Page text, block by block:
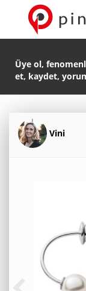
Üye ol,
et, kaydet,
Vini